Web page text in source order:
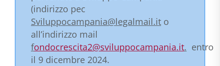
(indirizzo pec
Sviluppocampania@legalmail.ito
all’indirizzo mail
fondocrescita2@sviluppocampania.it. entro
il 9 dicembre 2024.